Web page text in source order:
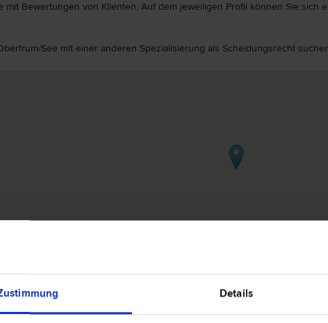
Details
mit Bewertungen von Klienten. Auf dem jeweiligen Profil können Sie
See mit einer anderen Spezialisierung als Scheidungsrecht
in Obertrum/See